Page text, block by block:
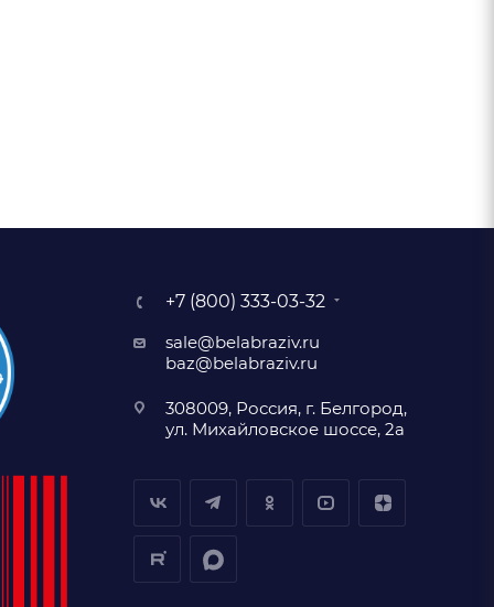
+7 (800) 333-03-32
sale@belabraziv.ru
baz@belabraziv.ru
308009, Россия, г. Белгород,
ул. Михайловское шоссе, 2а